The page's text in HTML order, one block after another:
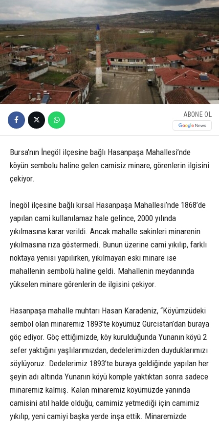
ABONE OL
Bursa’nın İnegöl ilçesine bağlı Hasanpaşa Mahallesi’nde
köyün sembolu haline gelen camisiz minare, görenlerin ilgisini
çekiyor.
İnegöl ilçesine bağlı kırsal Hasanpaşa Mahallesi’nde 1868’de
yapılan cami kullanılamaz hale gelince, 2000 yılında
yıkılmasına karar verildi. Ancak mahalle sakinleri minarenin
yıkılmasına rıza göstermedi. Bunun üzerine cami yıkılıp, farklı
noktaya yenisi yapılırken, yıkılmayan eski minare ise
mahallenin sembolü haline geldi. Mahallenin meydanında
yükselen minare görenlerin de ilgisini çekiyor.
Hasanpaşa mahalle muhtarı Hasan Karadeniz, “Köyümzüdeki
sembol olan minaremiz 1893’te köyümüz Gürcistan’dan buraya
göç ediyor. Göç ettiğimizde, köy kurulduğunda Yunanın köyü 2
sefer yaktığını yaşlılarımızdan, dedelerimizden duyduklarımızı
söylüyoruz. Dedelerimiz 1893’te buraya geldiğinde yapılan her
şeyin adı altında Yunanın köyü komple yaktıktan sonra sadece
minaremiz kalmış. Kalan minaremiz köyümüzde yanında
camisini atıl halde olduğu, camimiz yetmediği için camimiz
yıkılıp, yeni camiyi başka yerde inşa ettik. Minaremizde